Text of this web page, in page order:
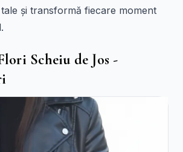
și transformă fiecare moment
Scheiu de Jos -